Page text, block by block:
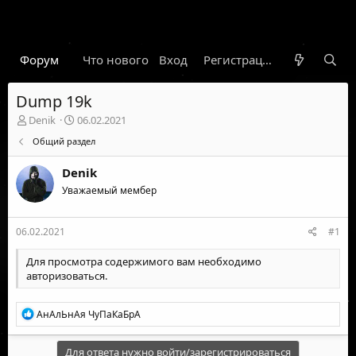
Форум Что нового Гарант Новости
Вход Регистрация
Dump 19k
А
о
р
е
м
ы
Denik
Д
т
н
а
а
06.02.2021
Общий раздел
Denik
Уважаемый мембер
06.02.2021 #1
Для просмотра содержимого вам необходимо
авторизоваться.
Р
е
а
АнАлЬнАя ЧуПаКаБрА
Для ответа нужно войти/зарегистрироваться